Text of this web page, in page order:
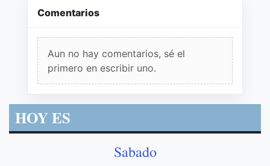
Comentarios
Aun no hay comentarios, sé el
primero en escribir uno.
HOY ES
Sabado